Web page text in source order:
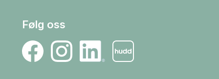
Følg oss